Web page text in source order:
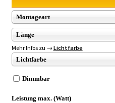
Montageart
Länge
Mehr Infos zu → Lichtfarbe
Lichtfarbe
Dimmbar
Leistung max. (Watt)